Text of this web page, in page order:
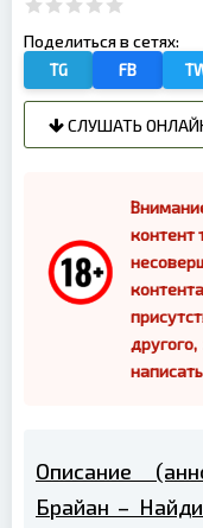
Поделиться в сетях:
TG FB
СЛУШАТЬ
контент
Описание
Брайан –